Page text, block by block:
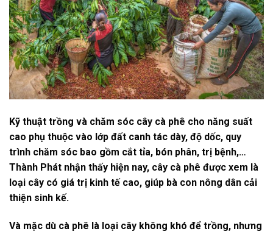
Kỹ thuật trồng và chăm sóc cây cà phê cho năng suất
cao phụ thuộc vào lớp đất canh tác dày, độ dốc, quy
trình chăm sóc bao gồm cắt tỉa, bón phân, trị bệnh,…
Thành Phát nhận thấy hiện nay, cây cà phê được xem là
loại cây có giá trị kinh tế cao, giúp bà con nông dân cải
thiện sinh kế.
Và mặc dù cà phê là loại cây không khó để trồng, nhưng